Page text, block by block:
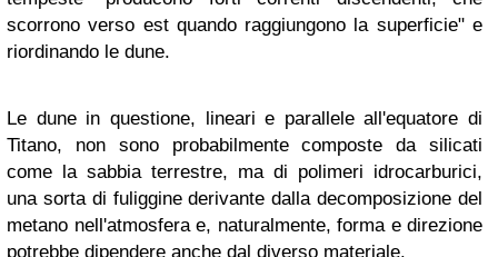
scorrono verso est quando raggiungono la superficie" e
riordinando le dune.
Le dune in questione, lineari e parallele all'equatore di
Titano, non sono probabilmente composte da silicati
come la sabbia terrestre, ma di polimeri idrocarburici,
una sorta di fuliggine derivante dalla decomposizione del
metano nell'atmosfera e, naturalmente, forma e direzione
potrebbe dipendere anche dal diverso materiale.